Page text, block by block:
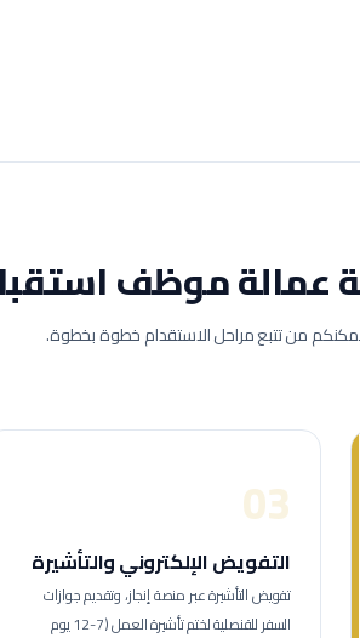
عمالةموظف
من تتبع مراحل الاستقدام خطوة بخطوة.
03
التفويض الإلكتروني والتأشيرة
تفويض التأشيرة عبر منصة إنجاز، وتقديم جوازات
السفر للقنصلية لختم تأشيرة العمل (7-12 يوم